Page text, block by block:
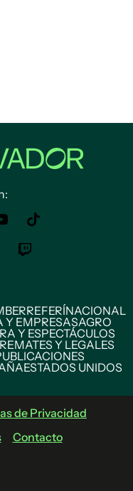
REFERÍNACIONAL
Y EMPRESASAGRO
Y ESPECTÁCULOS
REMATES Y LEGALES
ESTADOS UNIDOS
de Privacidad
Contacto